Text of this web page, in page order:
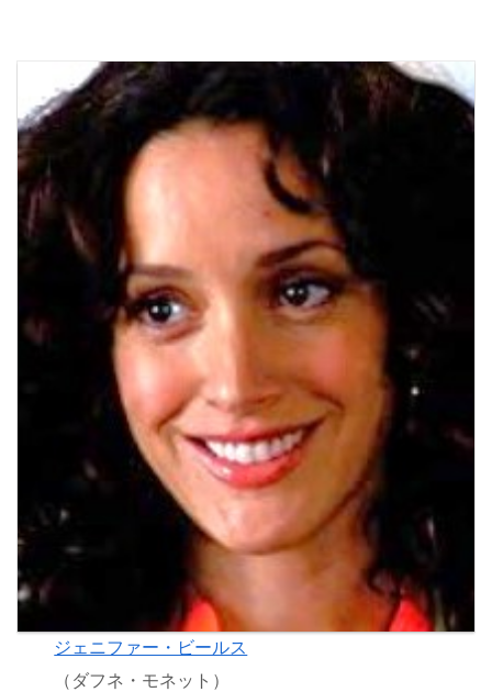
ジェニファー・ビールス
（ダフネ・モネット）